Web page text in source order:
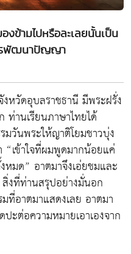
องข้ามไปหรือละเลยนั้นเป็น
รพัฒนาปัญญา
หวัดอุบลราชธานี มีพระฝรั่ง
านเรียนภาษาไทยได้
มวันพระให้ญาติโยมชาวบุ่ง
เข้าใจที่ผมพูดมากน้อยแค่
หมด” อาตมาจึงเอ่ยชมและ
งที่ท่านสรุปอย่างมั่นอก
ที่อาตมาแสดงเลย อาตมา
ะต่อความหมายเอาเองจาก